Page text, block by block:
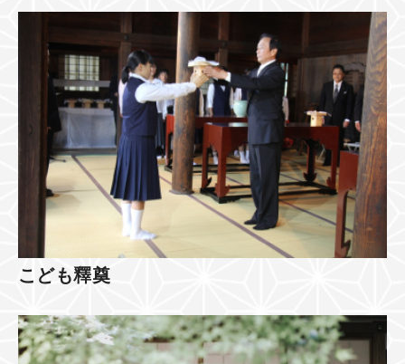
こども釋奠